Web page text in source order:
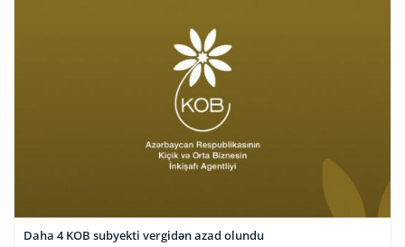
Daha 4 KOB subyekti vergidən azad olundu